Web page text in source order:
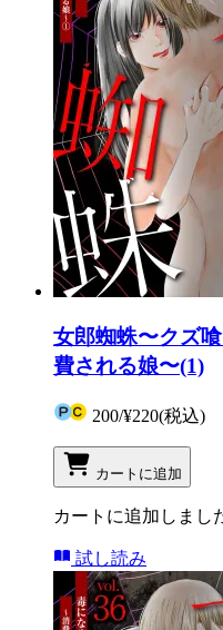
女郎蜘蛛〜クズ
費される娘〜(1)
200/¥220(税込)
カートに追加
カートに追加しまし
試し読み